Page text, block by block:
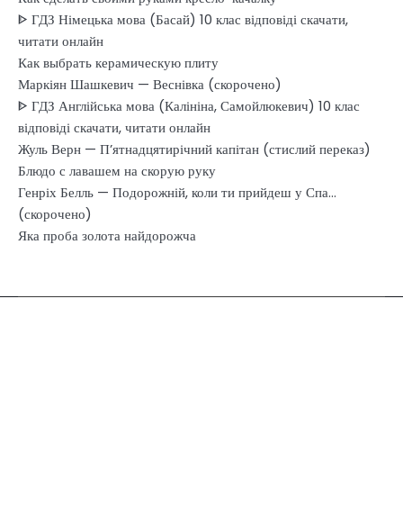
ᐈ ГДЗ Німецька мова (Басай) 10 клас відповіді скачати,
читати онлайн
Как выбрать керамическую плиту
Маркіян Шашкевич — Веснівка (скорочено)
ᐈ ГДЗ Англійська мова (Калініна, Самойлюкевич) 10 клас
відповіді скачати, читати онлайн
Жуль Верн — П’ятнадцятирічний капітан (стислий переказ)
Блюдо с лавашем на скорую руку
Генріх Белль — Подорожній, коли ти прийдеш у Спа…
(скорочено)
Яка проба золота найдорожча